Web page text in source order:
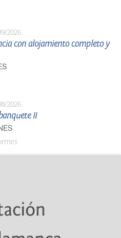
2026
con alojamiento completo y
2026
II